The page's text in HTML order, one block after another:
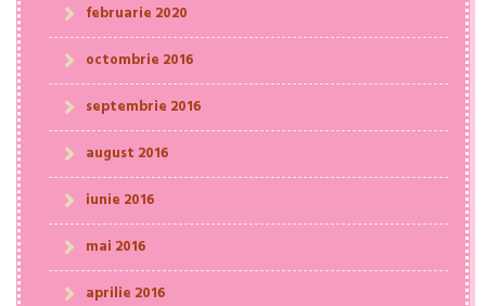
februarie 2020
octombrie 2016
septembrie 2016
august 2016
iunie 2016
mai 2016
aprilie 2016